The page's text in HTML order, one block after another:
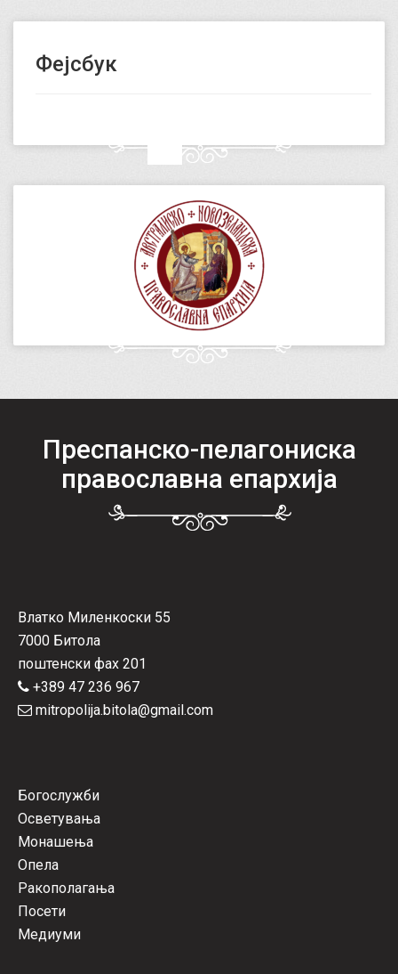
Фејсбук
Преспанско-пелагониска
православна епархија
Влатко Миленкоски 55
7000 Битола
поштенски фах 201
+389 47 236 967
mitropolija.bitola@gmail.com
Богослужби
Осветувања
Монашења
Опела
Ракополагања
Посети
Медиуми